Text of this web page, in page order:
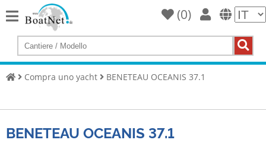
Home
Compra
yacht
(0)
Compra uno yacht BENETEAU OCEANIS 37.1
BENETEAU OCEANIS 37.1